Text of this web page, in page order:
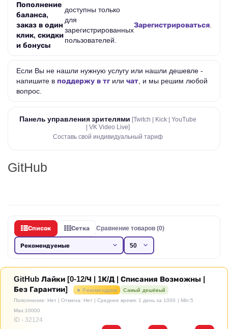
Пополнение
баланса,
заказ в один
клик, скидки
и бонусы
доступны только
для
зарегистрированных
пользователей.
Зарегистрироваться
Если Вы не нашли нужную услугу или нашли дешевле -
напишите в поддержу в тгили чат , и мы решим любой
вопрос.
Панель управления зрителями [Twitch | Kick | YouTube
| VK Video Live]
Составь свой индивидуальный тариф
GitHub
Список Сетка Сравнение товаров (0)
GitHub Лайки [0-12/Ч | 1К/Д | Списания Возможны |
Без Гарантии]
★ Рекомендуем
Самый дешёвый
Пополнение: Нет | Отмена: Нет | Среднее время: 1 день за 1000 | Min:5
Max:10000
ID - 32124